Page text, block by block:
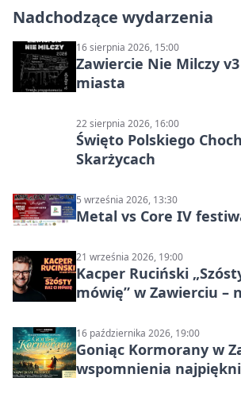
Nadchodzące wydarzenia
16 sierpnia 2026, 15:00
Zawiercie Nie Milczy
miasta
22 sierpnia 2026, 16:00
Święto Polskiego
Skarżycach
5 września 2026, 13:30
Metal vs Core IV
21 września 2026, 19:00
Kacper Ruciński
mówię” w Zawierciu –
16 października 2026, 19:00
Goniąc Kormorany w
wspomnienia